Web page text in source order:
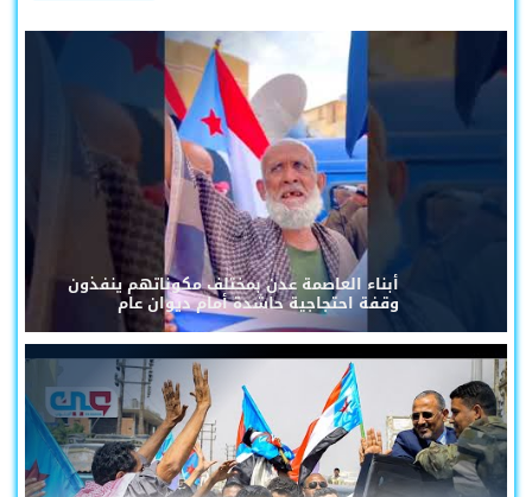
أبناء العاصمة عدن بمختلف مكوناتهم ينفذون
وقفة احتجاجية حاشدة أمام ديوان عام